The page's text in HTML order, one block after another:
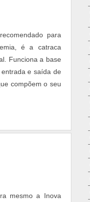
para
é a catraca
Funciona a base
e saída de
compõem o seu
mesmo a Inova